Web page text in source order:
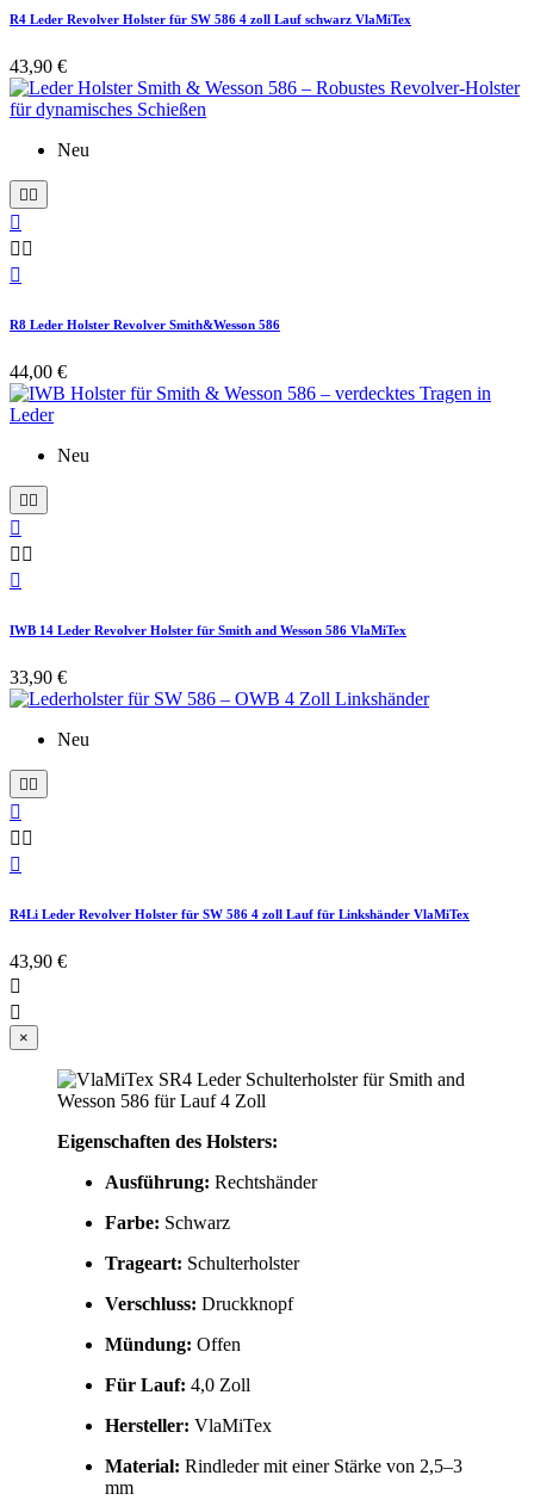
R4 Leder Revolver Holster für SW 586 4 zoll Lauf schwarz VlaMiTex
43,90 €
Neu
 

 

R8 Leder Holster Revolver Smith&Wesson 586
44,00 €
Neu
 

 

IWB 14 Leder Revolver Holster für Smith and Wesson 586 VlaMiTex
33,90 €
Neu
 

 

R4Li Leder Revolver Holster für SW 586 4 zoll Lauf für Linkshänder VlaMiTex
43,90 €


×
Eigenschaften des Holsters:
Ausführung: Rechtshänder
Farbe: Schwarz
Trageart: Schulterholster
Verschluss: Druckknopf
Mündung: Offen
Für Lauf: 4,0 Zoll
Hersteller: VlaMiTex
Material: Rindleder mit einer Stärke von 2,5–3
mm